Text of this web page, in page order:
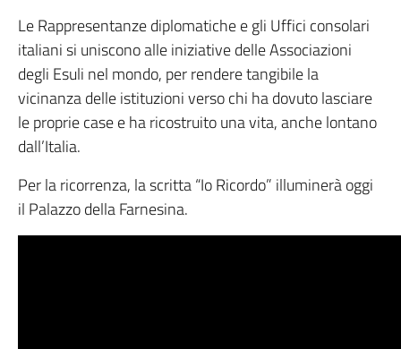
Le Rappresentanze diplomatiche e gli Uffici consolari
italiani si uniscono alle iniziative delle Associazioni
degli Esuli nel mondo, per rendere tangibile la
vicinanza delle istituzioni verso chi ha dovuto lasciare
le proprie case e ha ricostruito una vita, anche lontano
dall’Italia.
Per la ricorrenza, la scritta “Io Ricordo” illuminerà oggi
il Palazzo della Farnesina.